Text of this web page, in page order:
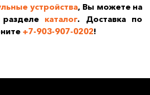
устройства, Вы можете на
каталог. Доставка по
+7-903-907-0202!